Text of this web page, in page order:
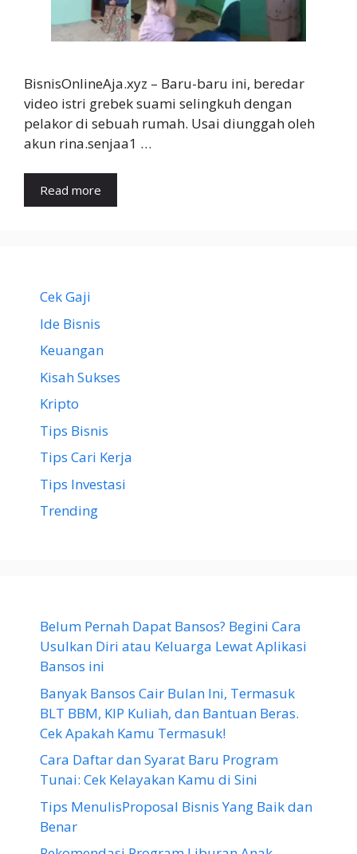
BisnisOnlineAja.xyz – Baru-baru ini, beredar
video istri grebek suami selingkuh dengan
pelakor di sebuah rumah. Usai diunggah oleh
akun rina.senjaa1 …
Read more
Cek Gaji
Ide Bisnis
Keuangan
Kisah Sukses
Kripto
Tips Bisnis
Tips Cari Kerja
Tips Investasi
Trending
Belum Pernah Dapat Bansos? Begini Cara
Usulkan Diri atau Keluarga Lewat Aplikasi
Bansos ini
Banyak Bansos Cair Bulan Ini, Termasuk
BLT BBM, KIP Kuliah, dan Bantuan Beras.
Cek Apakah Kamu Termasuk!
Cara Daftar dan Syarat Baru Program
Tunai: Cek Kelayakan Kamu di Sini
Tips MenulisProposal Bisnis Yang Baik dan
Benar